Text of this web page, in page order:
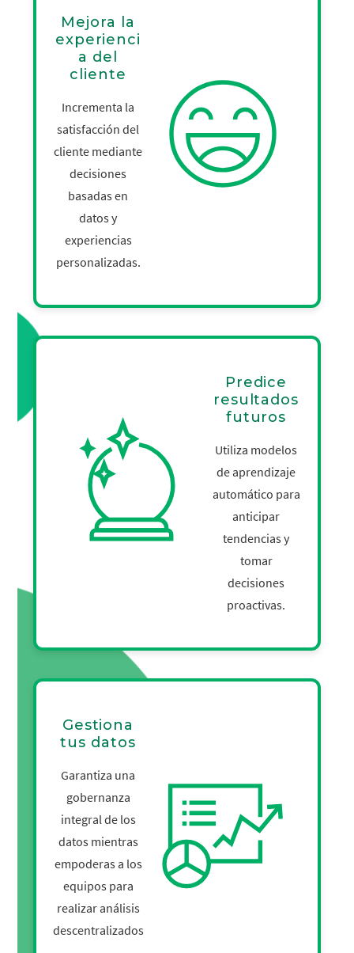
Mejora la
experienci
a del
cliente
Incrementa la
satisfacción del
cliente mediante
decisiones
basadas en
datos y
experiencias
personalizadas.
Predice
resultados
futuros
Utiliza modelos
de aprendizaje
automático para
anticipar
tendencias y
tomar
decisiones
proactivas.
Gestiona
tus datos
Garantiza una
gobernanza
integral de los
datos mientras
empoderas a los
equipos para
realizar análisis
descentralizados